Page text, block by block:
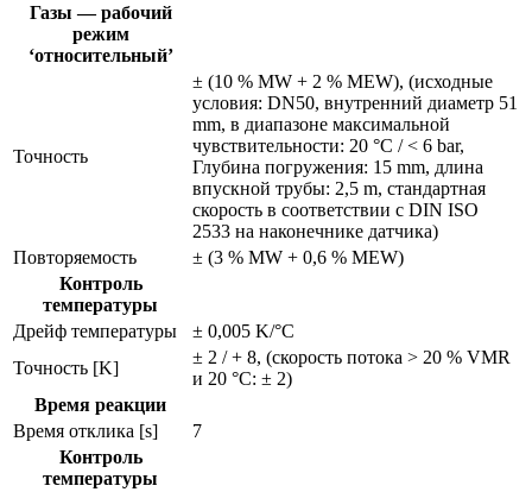
Газы — рабочий
режим
‘относительный’
Точность
± (10 % MW + 2 % MEW), (исходные
условия: DN50, внутренний диаметр 51
mm, в диапазоне максимальной
чувствительности: 20 °C / < 6 bar,
Глубина погружения: 15 mm, длина
впускной трубы: 2,5 m, стандартная
скорость в соответствии с DIN ISO
2533 на наконечнике датчика)
Повторяемость
± (3 % MW + 0,6 % MEW)
Контроль
температуры
Дрейф температуры
± 0,005 K/°C
Точность [K]
± 2 / + 8, (скорость потока > 20 % VMR
и 20 °C: ± 2)
Время реакции
Время отклика [s]
7
Контроль
температуры